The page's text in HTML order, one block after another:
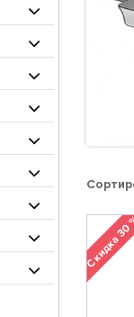
Скидка